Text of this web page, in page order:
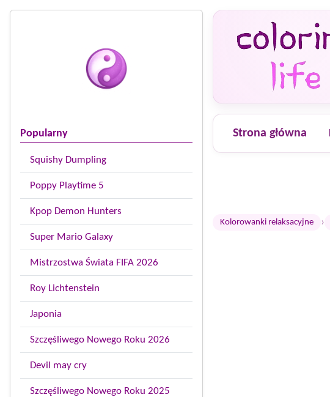
Popularny
Squishy Dumpling
Poppy Playtime 5
Kpop Demon Hunters
Super Mario Galaxy
Mistrzostwa Świata FIFA 2026
Roy Lichtenstein
Japonia
Szczęśliwego Nowego Roku 2026
Devil may cry
Szczęśliwego Nowego Roku 2025
Strona główna
Kolorowanki relaksacyjne ›